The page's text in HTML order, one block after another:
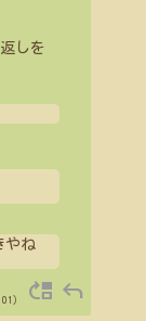
しを
やね
） move_up reply